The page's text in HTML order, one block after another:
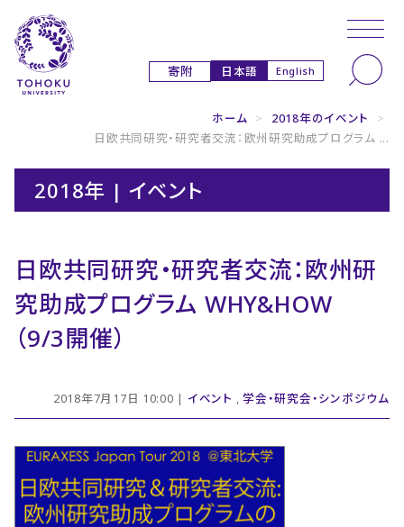
寄附 日本語 English
ホーム > 2018年のイベント
>
日欧共同研究・研究者交流：欧州研究助成プログラム ...
2018年 | イベント
日欧共同研究・研究者交流：欧州研
究助成プログラム WHY&HOW
（9/3開催）
2018年7月17日 10:00 | イベント , 学会・研究会・シンポジウム